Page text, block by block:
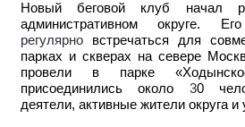
Новый беговой клуб начал
административном округе.
регулярно встречаться для
парках и скверах на севере
провели в парке
присоединились около 30
деятели, активные жители округа